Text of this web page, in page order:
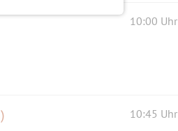
10:00 Uhr
10:45 Uhr